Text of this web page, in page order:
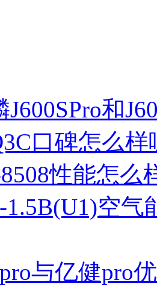
J600SPro和
口碑怎么
性能怎么
1.5B(U1)空
与亿健pro